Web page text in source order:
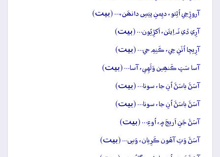
آروڙِجِي اُٿِئو، ديِمنِ پيَسِ دانھَن،… (بيت)
آرِي ڏي نَہ اِيئَن، اَکڙِيُون… (بيت)
آرِيچا اُٺَنِ جِي، ڪَنِمِ جي… (بيت)
آسا سَڀَ ڪَنھِين وَلَهِي، آسا… (بيت)
آسَڻَ باسَڻَ اُنِ جا، سونا… (بيت)
آسَڻَ باسَڻَ اُنِ جا، سونا… (بيت)
آسَڻَ جَنِ اَريجَ ۾، اُوءِ… (بيت)
آسَڻَ وَٽِ آھُون ڪَرِيان، وَسِ… (بيت)